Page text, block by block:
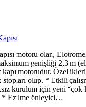
motoru olan,
genişliği 2,3 m
kapı motorudur.
stopları olup. * Etkili
kurulum için yeni “çok
* Ezilme önleyici…